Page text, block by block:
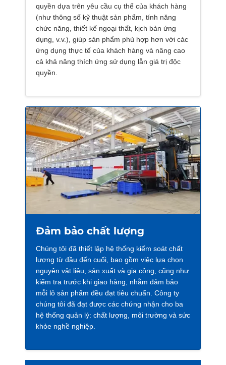
quyền dựa trên yêu cầu cụ thể của khách hàng
(như thông số kỹ thuật sản phẩm, tính năng
chức năng, thiết kế ngoại thất, kịch bản ứng
dụng, v.v.), giúp sản phẩm phù hợp hơn với các
ứng dụng thực tế của khách hàng và nâng cao
cả khả năng thích ứng sử dụng lẫn giá trị độc
quyền.
Đảm bảo chất lượng
Chúng tôi đã thiết lập hệ thống kiểm soát chất
lượng từ đầu đến cuối, bao gồm việc lựa chọn
nguyên vật liệu, sản xuất và gia công, cũng như
kiểm tra trước khi giao hàng, nhằm đảm bảo
mỗi lô sản phẩm đều đạt tiêu chuẩn. Công ty
chúng tôi đã đạt được các chứng nhận cho ba
hệ thống quản lý: chất lượng, môi trường và sức
khỏe nghề nghiệp.